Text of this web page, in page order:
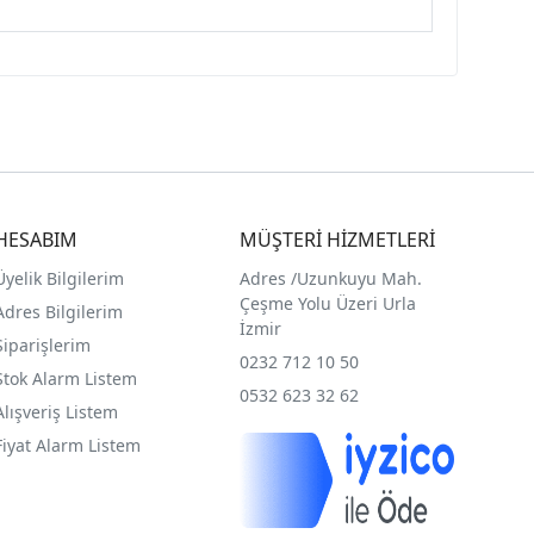
Bilgilerim
Bilgilerim
Alarm Listem
Listem
Alarm Listem
MÜŞTERİ HİZMETLERİ
Adres /Uzunkuyu Mah.
Çeşme Yolu Üzeri Urla
İzmir
0232 712 10 50
0532 623 32 62